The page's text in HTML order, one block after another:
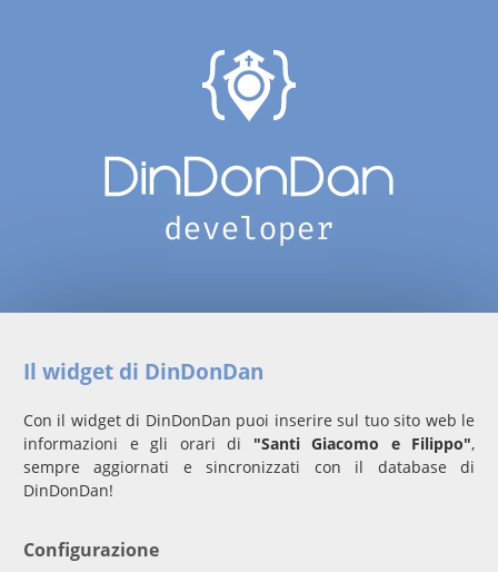
Il widget di DinDonDan
Con il widget di DinDonDan puoi inserire sul tuo sito web le
informazioni e gli orari di "Santi Giacomo e Filippo",
sempre aggiornati e sincronizzati con il database di
DinDonDan!
Configurazione